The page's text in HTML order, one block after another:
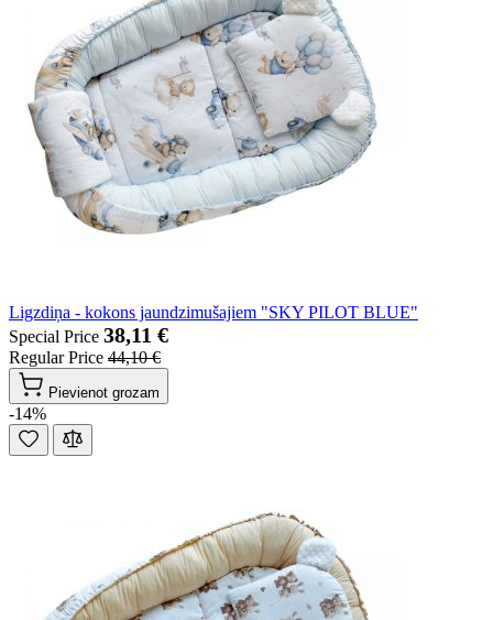
Ligzdiņa - kokons jaundzimušajiem "SKY PILOT BLUE"
Special Price 38,11 €
Regular Price 44,10 €
Pievienot grozam
-14%